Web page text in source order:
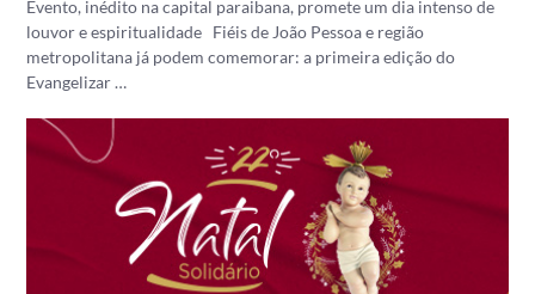
Evento, inédito na capital paraibana, promete um dia intenso de
louvor e espiritualidade Fiéis de João Pessoa e região
metropolitana já podem comemorar: a primeira edição do
Evangelizar …